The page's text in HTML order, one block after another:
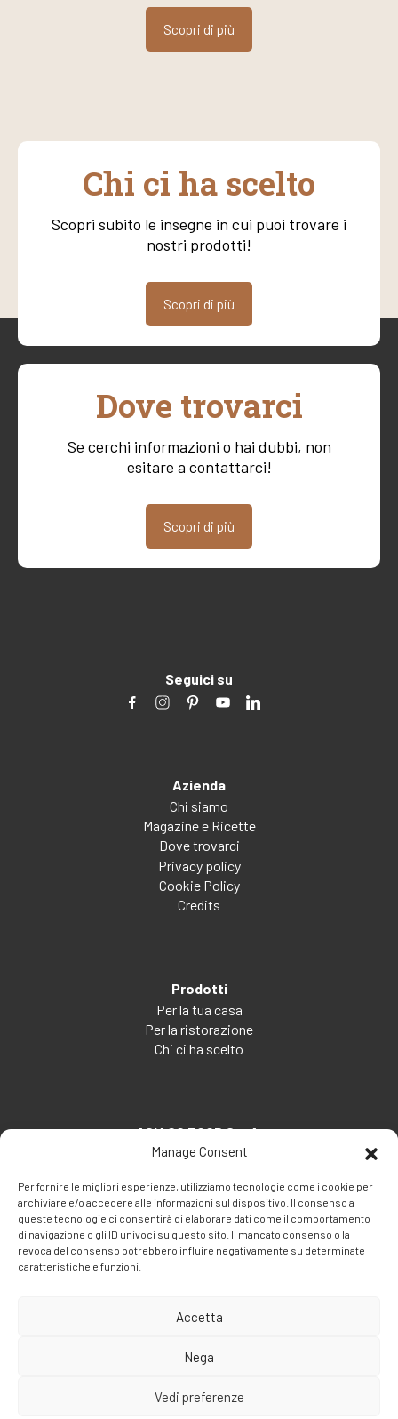
Manage Consent
Per fornire le migliori esperienze, utilizziamo tecnologie come i cookie per
archiviare e/o accedere alle informazioni sul dispositivo. Il consenso a
queste tecnologie ci consentirà di elaborare dati come il comportamento
di navigazione o gli ID univoci su questo sito. Il mancato consenso o la
revoca del consenso potrebbero influire negativamente su determinate
caratteristiche e funzioni.
Accetta
Nega
Vedi preferenze
Scopri di più
Chi ci ha scelto
Scopri subito le insegne in cui puoi trovare i
nostri prodotti!
Scopri di più
Dove trovarci
Se cerchi informazioni o hai dubbi, non
esitare a contattarci!
Scopri di più
Seguici su
Azienda
Chi siamo
Magazine e Ricette
Dove trovarci
Privacy policy
Cookie Policy
Credits
Prodotti
Per la tua casa
Per la ristorazione
Chi ci ha scelto
ASIAGO FOOD S.p.A.
Via Santa Maria, 7
Tel:+39 049 5082260
Fax: +39 049 5082270
Email:info@asiagofood.it